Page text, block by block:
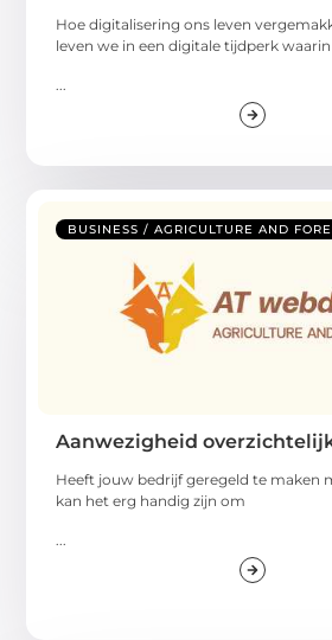
Hoe digitalisering ons leven
leven we in een digitale tijdperk waarin
BUSINESS / AGRICULTURE AND
Aanwezigheid
Heeft jouw bedrijf geregeld te maken
kan het erg handig zijn om